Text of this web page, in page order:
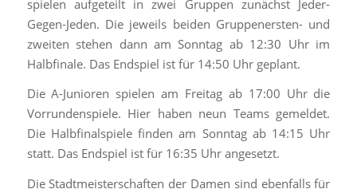
spielen aufgeteilt in zwei Gruppen zunächst Jeder-
Gegen-Jeden. Die jeweils beiden Gruppenersten- und
zweiten stehen dann am Sonntag ab 12:30 Uhr im
Halbfinale. Das Endspiel ist für 14:50 Uhr geplant.
Die A-Junioren spielen am Freitag ab 17:00 Uhr die
Vorrundenspiele. Hier haben neun Teams gemeldet.
Die Halbfinalspiele finden am Sonntag ab 14:15 Uhr
statt. Das Endspiel ist für 16:35 Uhr angesetzt.
Die Stadtmeisterschaften der Damen sind ebenfalls für